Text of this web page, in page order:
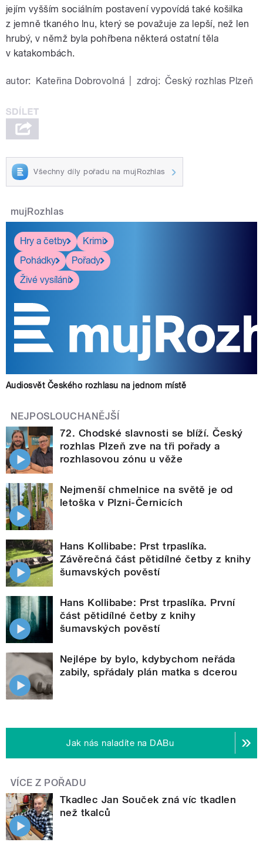
jejím vyšším sociálním postavení vypovídá také košilka
z jemně tkaného lnu, který se považuje za lepší, než len
hrubý, v němž byla pohřbena některá ostatní těla
v katakombách.
autor: Kateřina Dobrovolná zdroj: Český rozhlas Plzeň
Všechny díly pořadu na mujRozhlas
mujRozhlas
Hry a četby
Krimi
Pohádky
Pořady
Živé vysílání
Audiosvět Českého rozhlasu na jednom místě
NEJPOSLOUCHANĚJŠÍ
72. Chodské slavnosti se blíží. Český
rozhlas Plzeň zve na tři pořady a
rozhlasovou zónu u věže
Nejmenší chmelnice na světě je od
letoška v Plzni-Černicích
Hans Kollibabe: Prst trpaslíka.
Závěrečná část pětidílné četby z knihy
šumavských pověstí
Hans Kollibabe: Prst trpaslíka. První
část pětidílné četby z knihy
šumavských pověstí
Nejlépe by bylo, kdybychom neřáda
zabily, spřádaly plán matka s dcerou
Jak nás naladíte na DABu
VÍCE Z POŘADU
Tkadlec Jan Souček zná víc tkadlen
než tkalců